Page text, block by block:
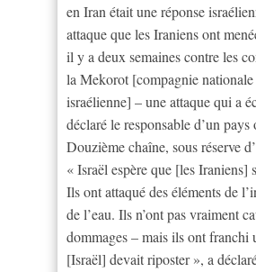
en Iran était une réponse
attaque que les Iraniens ont
il y a deux semaines contre les
la Mekorot [compagnie nationale
israélienne] – une attaque qui a
déclaré le responsable d’un pays
Douzième chaîne, sous réserve
« Israël espère que [les Iraniens]
Ils ont attaqué des éléments de
de l’eau. Ils n’ont pas vraiment
dommages – mais ils ont franchi
[Israël] devait riposter », a